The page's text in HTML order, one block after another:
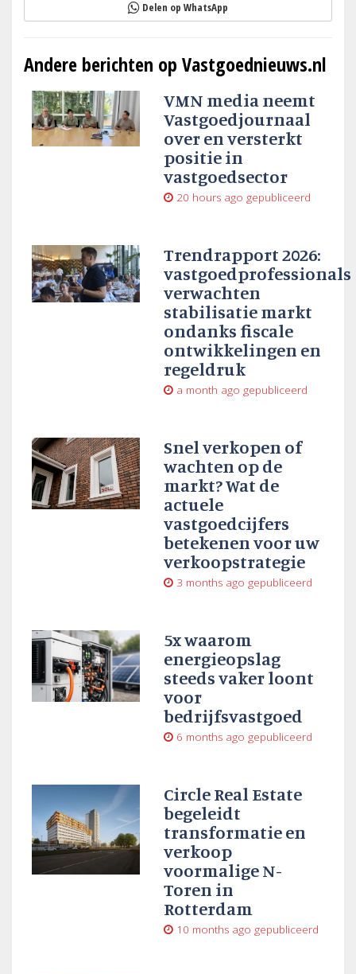
Delen op WhatsApp
Andere berichten op Vastgoednieuws.nl
VMN media neemt
Vastgoedjournaal
over en versterkt
positie in
vastgoedsector
20 hours ago gepubliceerd
Trendrapport 2026:
vastgoedprofessionals
verwachten
stabilisatie markt
ondanks fiscale
ontwikkelingen en
regeldruk
a month ago gepubliceerd
Snel verkopen of
wachten op de
markt? Wat de
actuele
vastgoedcijfers
betekenen voor uw
verkoopstrategie
3 months ago gepubliceerd
5x waarom
energieopslag
steeds vaker loont
voor
bedrijfsvastgoed
6 months ago gepubliceerd
Circle Real Estate
begeleidt
transformatie en
verkoop
voormalige N-
Toren in
Rotterdam
10 months ago gepubliceerd